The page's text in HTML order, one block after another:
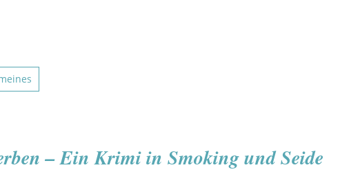
– Ein Krimi in Smoking und Seide